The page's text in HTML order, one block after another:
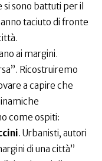
sono battuti per il
taciuto di fronte
ai margini.
Ricostruiremo
a capire che
come ospiti:
. Urbanisti, autori
di una città”